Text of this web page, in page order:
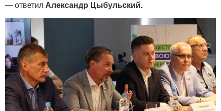
— ответил Александр Цыбульский.